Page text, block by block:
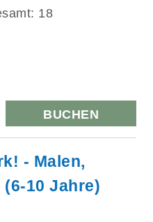
18
BUCHEN
- Malen,
10 Jahre)